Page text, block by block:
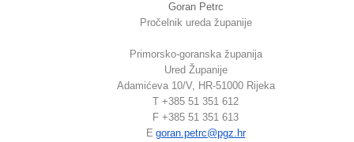
Goran Petrc
Pročelnik ureda županije
Primorsko-goranska županija
Ured Županije
Adamićeva 10/V, HR-51000 Rijeka
T +385 51 351 612
F +385 51 351 613
E goran.petrc@pgz.hr